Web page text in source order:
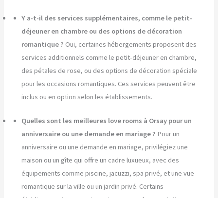
Y a-t-il des services supplémentaires, comme le petit-
déjeuner en chambre ou des options de décoration
romantique ? Oui, certaines hébergements proposent des
services additionnels comme le petit-déjeuner en chambre,
des pétales de rose, ou des options de décoration spéciale
pour les occasions romantiques. Ces services peuvent être
inclus ou en option selon les établissements.
Quelles sont les meilleures love rooms à Orsay pour un
anniversaire ou une demande en mariage ? Pour un
anniversaire ou une demande en mariage, privilégiez une
maison ou un gîte qui offre un cadre luxueux, avec des
équipements comme piscine, jacuzzi, spa privé, et une vue
romantique sur la ville ou un jardin privé. Certains